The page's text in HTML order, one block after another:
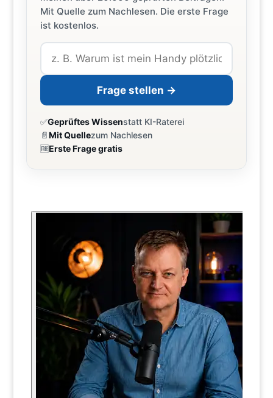
Mit Quelle zum Nachlesen. Die erste Frage
ist kostenlos.
Frage stellen →
✅Geprüftes Wissenstatt KI-Raterei
📄Mit Quellezum Nachlesen
🆓Erste Frage gratis